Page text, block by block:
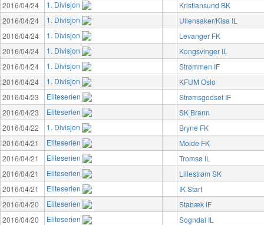
2016/04/24
1. Divisjon
Kristiansund BK
2016/04/24
1. Divisjon
Ullensaker/Kisa IL
2016/04/24
1. Divisjon
Levanger FK
2016/04/24
1. Divisjon
Kongsvinger IL
2016/04/24
1. Divisjon
Strømmen IF
2016/04/24
1. Divisjon
KFUM Oslo
2016/04/23
Eliteserien
Strømsgodset IF
2016/04/23
Eliteserien
SK Brann
2016/04/22
1. Divisjon
Bryne FK
2016/04/21
Eliteserien
Molde FK
2016/04/21
Eliteserien
Tromsø IL
2016/04/21
Eliteserien
Lillestrøm SK
2016/04/21
Eliteserien
IK Start
2016/04/20
Eliteserien
Stabæk IF
2016/04/20
Eliteserien
Sogndal IL